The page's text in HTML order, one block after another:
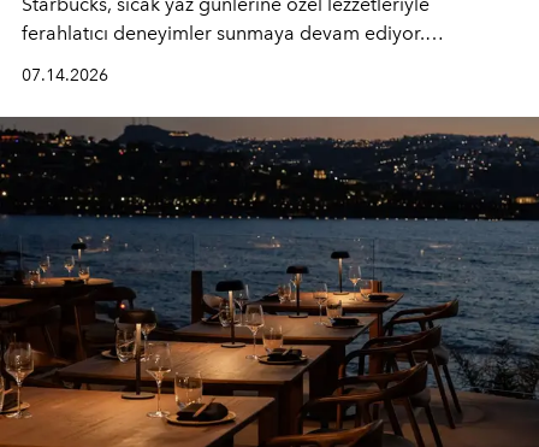
ferahlatıcı deneyimler sunmaya devam ediyor.
yepyeni Cloud Frappuccino® Blended Beverage çeşitleri
ve yiyecek alternatifleri yazın keyfine lezzet katıyor.
07.14.2026